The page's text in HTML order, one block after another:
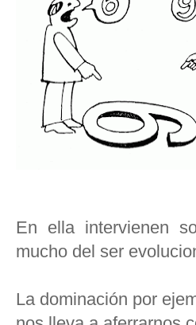
En ella intervienen
mucho del ser
La dominación por